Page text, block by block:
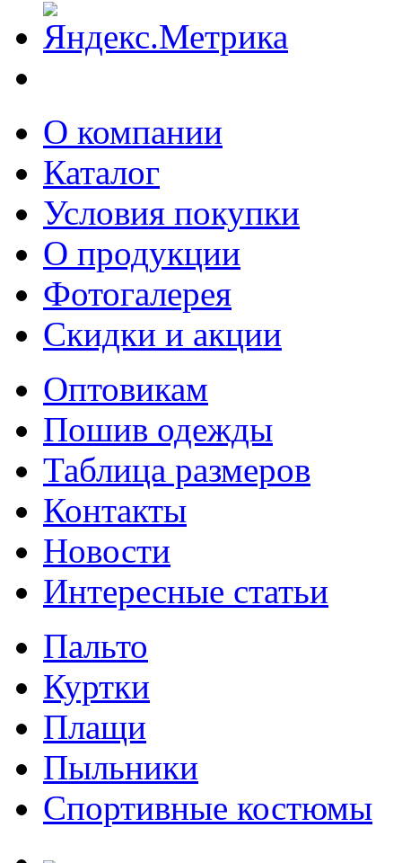
О компании
Каталог
Условия покупки
О продукции
Фотогалерея
Скидки и акции
Оптовикам
Пошив одежды
Таблица размеров
Контакты
Новости
Интересные статьи
Пальто
Куртки
Плащи
Пыльники
Спортивные костюмы